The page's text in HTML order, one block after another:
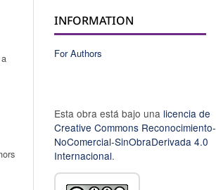
INFORMATION
For Authors
Esta obra está bajo una licencia de
Creative Commons Reconocimiento-
NoComercial-SinObraDerivada 4.0
Internacional.